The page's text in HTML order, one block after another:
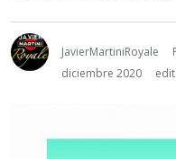
JavierMartiniRoyale
diciembre 2020